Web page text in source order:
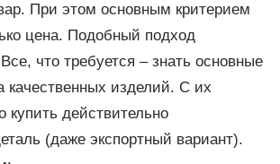
При этом основным критерием
цена. Подобный подход
что требуется – знать основные
качественных изделий. С их
действительно
(даже экспортный вариант).